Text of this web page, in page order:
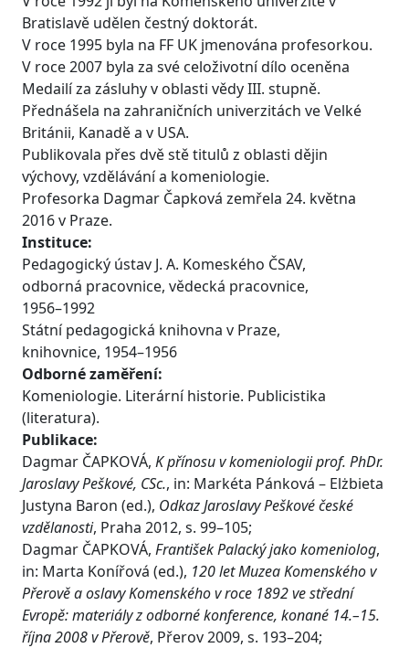
Bratislavě udělen čestný doktorát.
V roce 1995 byla na FF UK jmenována profesorkou.
V roce 2007 byla za své celoživotní dílo oceněna
Medailí za zásluhy v oblasti vědy III. stupně.
Přednášela na zahraničních univerzitách ve Velké
Británii, Kanadě a v USA.
Publikovala přes dvě stě titulů z oblasti dějin
výchovy, vzdělávání a komeniologie.
Profesorka Dagmar Čapková zemřela 24. května
2016 v Praze.
Instituce:
Pedagogický ústav J. A. Komeského ČSAV,
odborná pracovnice, vědecká pracovnice,
1956–1992
Státní pedagogická knihovna v Praze,
knihovnice, 1954–1956
Odborné zaměření:
Komeniologie. Literární historie. Publicistika
(literatura).
Publikace:
Dagmar ČAPKOVÁ, K přínosu v komeniologii prof. PhDr.
Jaroslavy Peškové, CSc., in: Markéta Pánková – Elżbieta
Justyna Baron (ed.), Odkaz Jaroslavy Peškové české
vzdělanosti, Praha 2012, s. 99–105;
Dagmar ČAPKOVÁ, František Palacký jako komeniolog,
in: Marta Konířová (ed.), 120 let Muzea Komenského v
Přerově a oslavy Komenského v roce 1892 ve střední
Evropě: materiály z odborné konference, konané 14.–15.
října 2008 v Přerově, Přerov 2009, s. 193–204;